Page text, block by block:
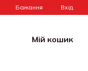
Бажання Вхід
Мій кошик